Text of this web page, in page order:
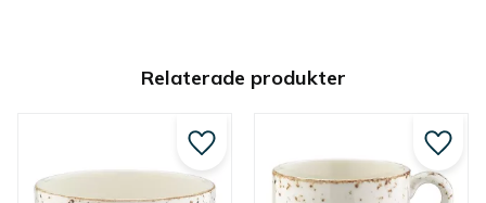
Relaterade produkter
Lägg till i favoriter Lägg